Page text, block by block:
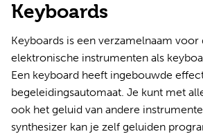
Keyboards
Keyboards is een verzamelnaam voor
elektronische instrumenten als
Een keyboard heeft ingebouwde
begeleidingsautomaat. Je kunt met
ook het geluid van andere
synthesizer kan je zelf geluiden